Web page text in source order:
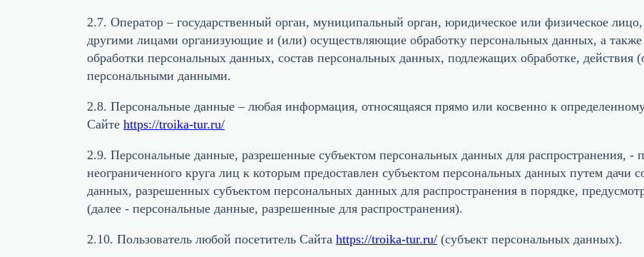
2.7. Оператор – государственный орган, муниципальный орган, юридическое или физическое
другими лицами организующие и (или) осуществляющие обработку персональных данных, а
обработки персональных данных, состав персональных данных, подлежащих обработке, действия
персональными данными.
2.8. Персональные данные – любая информация, относящаяся прямо или косвенно к
Сайте https://troika-tur.ru/
2.9. Персональные данные, разрешенные субъектом персональных данных для распространения, -
неограниченного круга лиц к которым предоставлен субъектом персональных данных путем дачи
данных, разрешенных субъектом персональных данных для распространения в порядке,
(далее - персональные данные, разрешенные для распространения).
2.10. Пользователь любой посетитель Сайта https://troika-tur.ru/ (субъект персональных данных).